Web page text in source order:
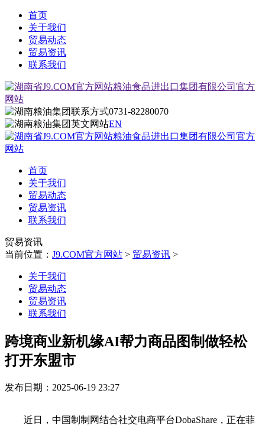
首页
关于我们
贸易动态
贸易资讯
联系我们
0731-82280070
EN
首页
关于我们
贸易动态
贸易资讯
联系我们
贸易资讯
当前位置： J9.COM官方网站 > 贸易资讯 >
关于我们
贸易动态
贸易资讯
联系我们
跨境商业新机缘AI帮力商品图制做轻松
打开东盟市
发布日期：2025-06-19 23:27
近日，中国制制网结合社交电商平台DobaShare，正在菲